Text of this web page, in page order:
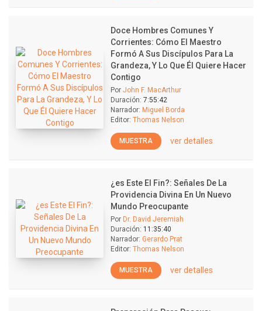
Doce Hombres Comunes Y
Corrientes: Cómo El Maestro
Formó A Sus Discípulos Para La
Grandeza, Y Lo Que Él Quiere Hacer
Contigo
Por John F. MacArthur
Duración: 7:55:42
Narrador: Miguel Borda
Editor: Thomas Nelson
MUESTRA ver detalles
¿es Este El Fin?: Señales De La
Providencia Divina En Un Nuevo
Mundo Preocupante
Por Dr. David Jeremiah
Duración: 11:35:40
Narrador: Gerardo Prat
Editor: Thomas Nelson
MUESTRA ver detalles